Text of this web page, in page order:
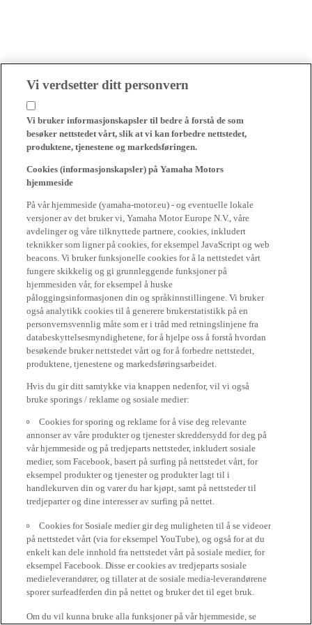
Vi verdsetter ditt personvern
Vi bruker informasjonskapsler til bedre å forstå de som
besøker nettstedet vårt, slik at vi kan forbedre nettstedet,
produktene, tjenestene og markedsføringen.
Cookies (informasjonskapsler) på Yamaha Motors
hjemmeside
På vår hjemmeside (yamaha-motor.eu) - og eventuelle lokale
versjoner av det bruker vi, Yamaha Motor Europe N.V., våre
avdelinger og våre tilknyttede partnere, cookies, inkludert
teknikker som ligner på cookies, for eksempel JavaScript og web
beacons. Vi bruker funksjonelle cookies for å la nettstedet vårt
fungere skikkelig og gi grunnleggende funksjoner på
hjemmesiden vår, for eksempel å huske
påloggingsinformasjonen din og språkinnstillingene. Vi bruker
også analytikk cookies til å generere brukerstatistikk på en
personvernsvennlig måte som er i tråd med retningslinjene fra
databeskyttelsesmyndighetene, for å hjelpe oss å forstå hvordan
besøkende bruker nettstedet vårt og for å forbedre nettstedet,
produktene, tjenestene og markedsføringsarbeidet.
Hvis du gir ditt samtykke via knappen nedenfor, vil vi også
bruke sporings / reklame og sosiale medier:
Cookies for sporing og reklame for å vise deg relevante
annonser av våre produkter og tjenester skreddersydd for deg på
vår hjemmeside og på tredjeparts nettsteder, inkludert sosiale
medier, som Facebook, basert på surfing på nettstedet vårt, for
eksempel produkter og tjenester og produkter lagt til i
handlekurven din og varer du har kjøpt, samt på nettsteder til
tredjeparter og dine interesser av surfing på nettet.
Cookies for Sosiale medier gir deg muligheten til å se videoer
på nettstedet vårt (via for eksempel YouTube), og også for at du
enkelt kan dele innhold fra nettstedet vårt på sosiale medier, for
eksempel Facebook. Disse er cookies av tredjeparts sosiale
medieleverandører, og tillater at de sosiale media-leverandørene
sporer surfeadferden din på nettet og bruker det til eget bruk.
Om du vil kunna bruke alla funksjoner på vår hjemmeside, se